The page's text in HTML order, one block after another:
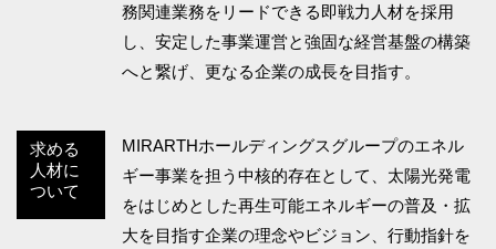
務関連業務をリードできる即戦力人材を採用
し、安定した事業運営と強固な経営基盤の構築
へと繋げ、更なる企業の成長を目指す。
求める
人材に
ついて
MIRARTHホールディングスグループのエネル
ギー事業を担う中核的存在として、太陽光発電
をはじめとした再生可能エネルギーの普及・拡
大を目指す企業の理念やビジョン、行動指針を